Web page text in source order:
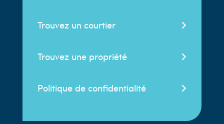
Trouvez un courtier
Trouvez une propriété
Politique de confidentialité